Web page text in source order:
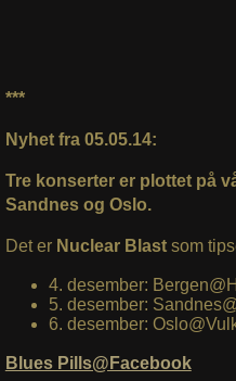
***
Nyhet fra 05.05.14:
Tre konserter er plottet på
Sandnes og Oslo.
Det er Nuclear Blast som
4. desember:
5. desember:
6. desember:
Blues Pills@Facebook